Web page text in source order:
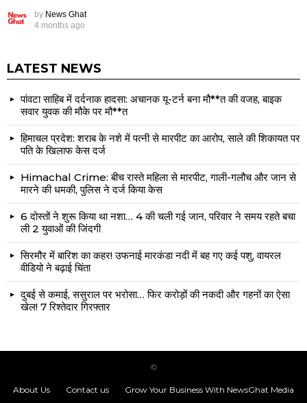
by News Ghat
4 months ago
LATEST NEWS
पांवटा साहिब में दर्दनाक हादसा: अचानक यू-टर्न बना मौ**त की वजह, बाइक
सवार युवक की मौके पर मौ**त
हिमाचल प्रदेश: शराब के नशे में पत्नी से मारपीट का आरोप, साले की शिकायत पर
पति के खिलाफ केस दर्ज
Himachal Crime: बीच रास्ते महिला से मारपीट, गाली-गलौच और जान से
मारने की धमकी, पुलिस ने दर्ज किया केस
6 दोस्तों ने शुरू किया था नशा… 4 की चली गई जान, परिवार ने समय रहते बचा
ली 2 युवाओं की जिंदगी
सिरमौर में बारिश का कहर! उफनाई मारकंडा नदी में बह गए कई पशु, वायरल
वीडियो ने बढ़ाई चिंता
दुबई से कमाई, ससुराल पर भरोसा… फिर करोड़ों की नकदी और गहनों का ऐसा
खेल! 7 रिश्तेदार गिरफ्तार
©
About Us Contact us Grow Your Business With NewsGhat Media